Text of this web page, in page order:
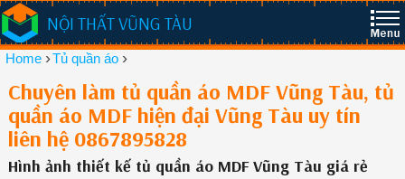
NỘI THẤT VŨNG TÀU
Home ›Tủ quần áo ›
Chuyên làm tủ quần áo MDF Vũng Tàu, tủ
quần áo MDF hiện đại Vũng Tàu uy tín
liên hệ 0867895828
Hình ảnh thiết kế tủ quần áo MDF Vũng Tàu giá rẻ